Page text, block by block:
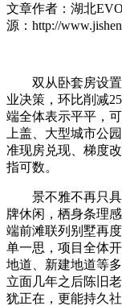
文章作者：湖北
源：http://
双从卧套房设置
业决策，环比削减
端全体表示平平，
上盖、大型城市公
准现房兑现、梯度
指可数。
景不雅不再只具
牌休闲，栖身条理
端前滩联列别墅再
单一思，项目全体
地道、新建地道等
立面几年之后陈旧
犹正在，更能持久